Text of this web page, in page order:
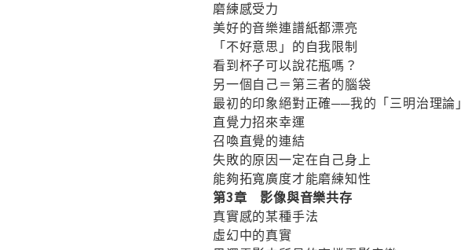
磨練感受力
美好的音樂連譜紙都漂亮
「不好意思」的自我限制
看到杯子可以說花瓶嗎？
另一個自己＝第三者的腦袋
最初的印象絕對正確──我的「三明治理論」
直覺力招來幸運
召喚直覺的連結
失敗的原因一定在自己身上
能夠拓寬廣度才能磨練知性
第3章 影像與音樂共存
真實感的某種手法
虛幻中的真實